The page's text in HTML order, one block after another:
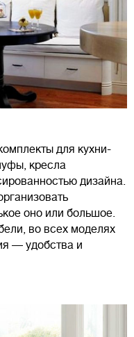
для кухни-
кресла
дизайна.
оно или большое.
во всех моделях
— удобства и